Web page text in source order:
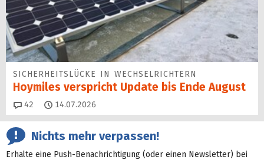
SICHERHEITS­LÜCKE IN WECHSEL­RICHTERN
Hoymiles verspricht Update bis Ende August
42 Kommentare
14.07.2026
Nichts mehr verpassen!
Erhalte eine Push-Benachrichtigung (oder einen Newsletter) bei